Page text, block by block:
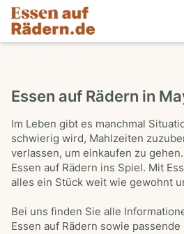
Essen auf Rädern in
Im Leben gibt es manchmal
schwierig wird, Mahlzeiten
verlassen, um einkaufen zu
Essen auf Rädern ins Spiel. Mit
alles ein Stück weit wie gewohnt
Bei uns finden Sie alle
Essen auf Rädern sowie